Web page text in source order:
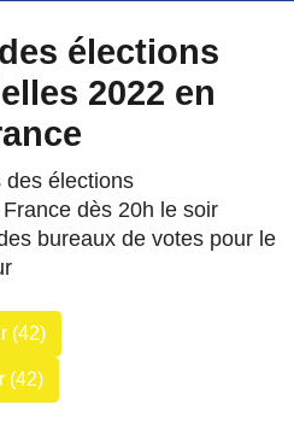
élections
2022 en
des élections
dès 20h le soir
bureaux de votes pour le
(42)
(42)